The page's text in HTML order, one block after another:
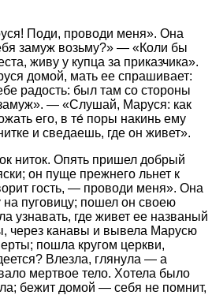
Поди, проводи меня». Она
замуж возьму?» — «Коли бы
живу у купца за приказчика».
домой, мать ее спрашивает:
радость: был там со стороны
— «Слушай, Маруся: как
его, в те́ поры накинь ему
и сведаешь, где он живет».
ниток. Опять пришел добрый
он пуще прежнего льнет к
гость, — проводи меня». Она
на пуговицу; пошел он своею
узнавать, где живет ее названый
через канавы и вывела Марусю
пошла кругом церкви,
Влезла, глянула — а
мертвое тело. Хотела было
бежит домой — себя не помнит,